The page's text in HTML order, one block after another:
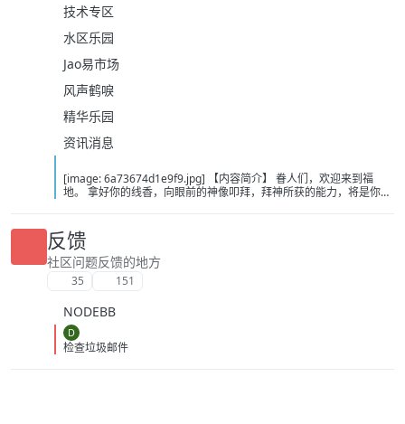
技术专区
水区乐园
Jao易市场
风声鹤唳
精华乐园
资讯消息
[image: 6a73674d1e9f9.jpg] 【内容简介】 眷人们，欢迎来到福
地。 拿好你的线香，向眼前的神像叩拜，拜神所获的能力，将是你们
悲剧轮回…… 【作者简介】 作者：幻梦猎人，起点中文网作者，代表
作品：《灾厄收容所》《诡异分解指南》《天灾疯人院》《基因收容
所》等 【下载地址】 百度：
https://pan.baidu.com/s/1CTpsB1_Ju5NwzAhO0MvwZQ?pwd=9a1v
夸克：https://pan.quark.cn/s/ffe07719ebb3?pwd=aUYh 移动：
反馈
社区问题反馈的地方
35 151
NODEBB
D
检查垃圾邮件